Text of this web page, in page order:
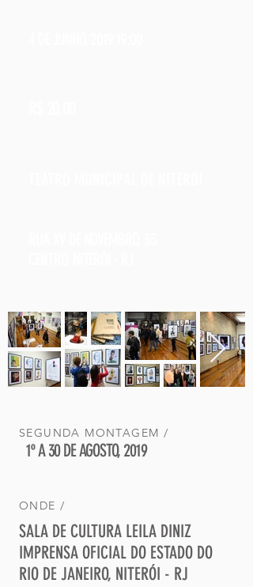
SEGUNDA MONTAGEM /
1º A 30 DE AGOSTO, 2019
ONDE /
SALA DE CULTURA LEILA DINIZ
IMPRENSA OFICIAL DO ESTADO DO
RIO DE JANEIRO, NITERÓI - RJ